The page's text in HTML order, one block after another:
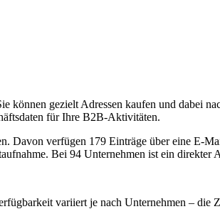
können gezielt Adressen kaufen und dabei
für Ihre B2B-Aktivitäten.
. Davon verfügen 179 Einträge über eine E-
Bei 94 Unternehmen ist ein direkter
variiert je nach Unternehmen – die